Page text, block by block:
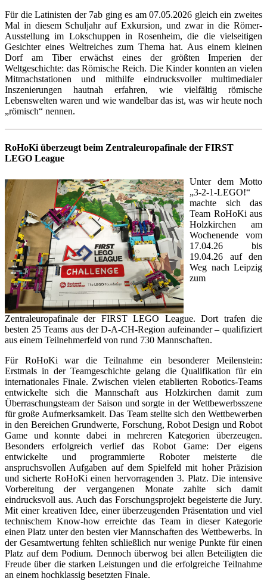
Für die Latinisten der 7ab ging es am 07.05.2026 gleich ein zweites
Mal in diesem Schuljahr auf Exkursion, und zwar in die Römer-
Ausstellung im Lokschuppen in Rosenheim, die die vielseitigen
Gesichter eines Weltreiches zum Thema hat. Aus einem kleinen
Dorf am Tiber erwächst eines der größten Imperien der
Weltgeschichte: das Römische Reich. Die Kinder konnten an vielen
Mitmachstationen und mithilfe eindrucksvoller multimedialer
Inszenierungen hautnah erfahren, wie vielfältig römische
Lebenswelten waren und wie wandelbar das ist, was wir heute noch
„römisch“ nennen.
RoHoKi überzeugt beim Zentraleuropafinale der FIRST
LEGO League
Unter dem Motto
„3-2-1-LEGO!“
machte sich das
Team RoHoKi aus
Holzkirchen am
Wochenende vom
17.04.26 bis
19.04.26 auf den
Weg nach Leipzig
zum
Zentraleuropafinale der FIRST LEGO League. Dort trafen die
besten 25 Teams aus der D-A-CH-Region aufeinander – qualifiziert
aus einem Teilnehmerfeld von rund 730 Mannschaften.
Für RoHoKi war die Teilnahme ein besonderer Meilenstein:
Erstmals in der Teamgeschichte gelang die Qualifikation für ein
internationales Finale. Zwischen vielen etablierten Robotics-Teams
entwickelte sich die Mannschaft aus Holzkirchen damit zum
Überraschungsteam der Saison und sorgte in der Wettbewerbsszene
für große Aufmerksamkeit. Das Team stellte sich den Wettbewerben
in den Bereichen Grundwerte, Forschung, Robot Design und Robot
Game und konnte dabei in mehreren Kategorien überzeugen.
Besonders erfolgreich verlief das Robot Game: Der eigens
entwickelte und programmierte Roboter meisterte die
anspruchsvollen Aufgaben auf dem Spielfeld mit hoher Präzision
und sicherte RoHoKi einen hervorragenden 3. Platz. Die intensive
Vorbereitung der vergangenen Monate zahlte sich damit
eindrucksvoll aus. Auch das Forschungsprojekt begeisterte die Jury.
Mit einer kreativen Idee, einer überzeugenden Präsentation und viel
technischem Know-how erreichte das Team in dieser Kategorie
einen Platz unter den besten vier Mannschaften des Wettbewerbs. In
der Gesamtwertung fehlten schließlich nur wenige Punkte für einen
Platz auf dem Podium. Dennoch überwog bei allen Beteiligten die
Freude über die starken Leistungen und die erfolgreiche Teilnahme
an einem hochklassig besetzten Finale.